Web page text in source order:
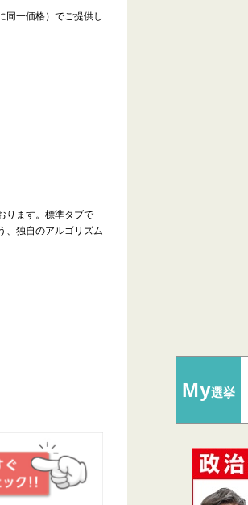
同一価格）でご提供し
ります。標準タブで
、独自のアルゴリズム
My選挙